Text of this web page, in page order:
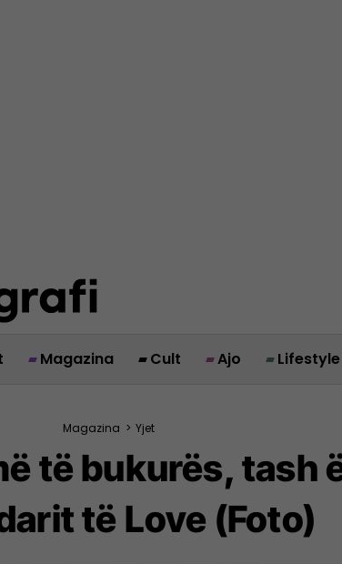
Magazina Cult Ajo Lifestyle
Magazina > Yjet
të bukurës, tash
të Love (Foto)